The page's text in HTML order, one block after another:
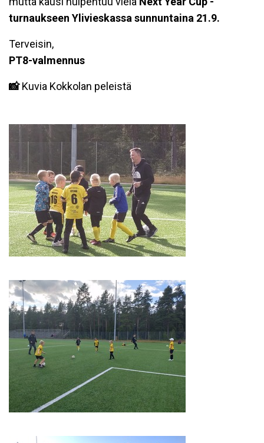
turnaukseen Ylivieskassa sunnuntaina 21.9.
Terveisin,
PT8-valmennus
📸Kuvia Kokkolan peleistä